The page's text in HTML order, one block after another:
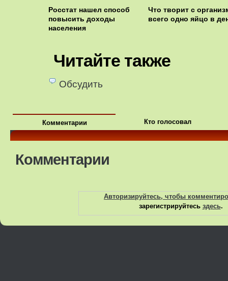
Росстат нашел способ
повысить доходы
населения
Что творит с
всего одно яйцо в
Читайте также
Обсудить
Комментарии Кто голосовал
Комментарии
Авторизируйтесь, чтобы
зарегистрируйтесь здесь.